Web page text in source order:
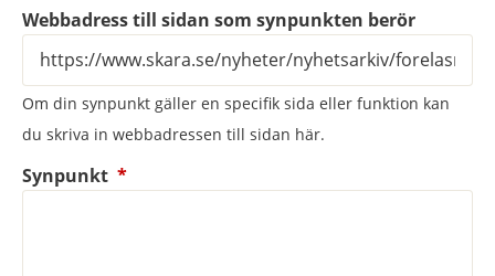
Webbadress till sidan som synpunkten berör
Om din synpunkt gäller en specifik sida eller funktion kan
du skriva in webbadressen till sidan här.
Synpunkt *(obligatorisk)